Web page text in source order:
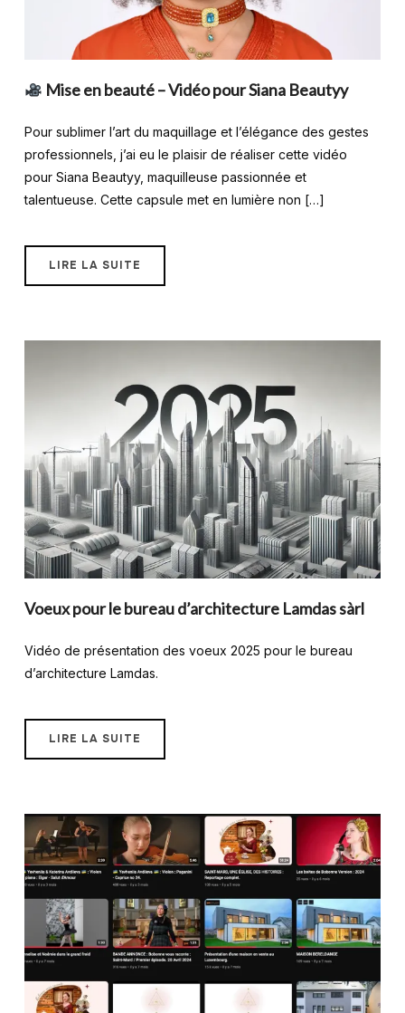
Mise en beauté – Vidéo pour Siana Beautyy
Pour sublimer l’art du maquillage et l’élégance des gestes
professionnels, j’ai eu le plaisir de réaliser cette vidéo
pour Siana Beautyy, maquilleuse passionnée et
talentueuse. Cette capsule met en lumière non […]
LIRE LA SUITE
Voeux pour le bureau d’architecture Lamdas sàrl
Vidéo de présentation des voeux 2025 pour le bureau
d’architecture Lamdas.
LIRE LA SUITE